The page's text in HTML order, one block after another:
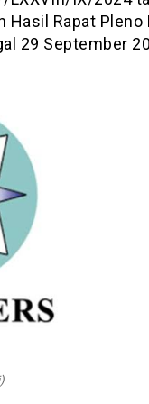
Rapat Pleno
29 September